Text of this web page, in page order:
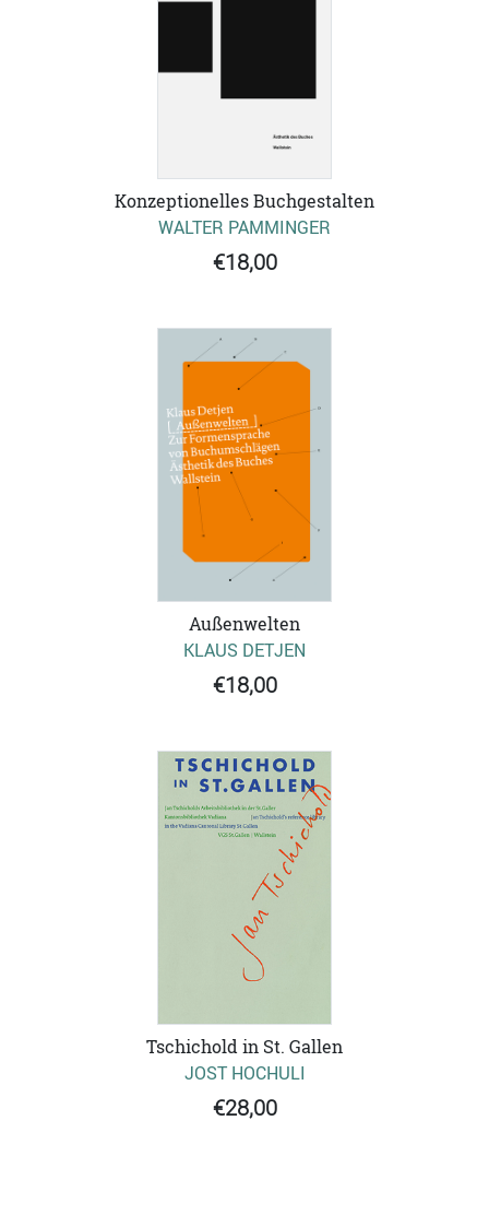
Konzeptionelles Buchgestalten
WALTER PAMMINGER
€18,00
Außenwelten
KLAUS DETJEN
€18,00
Tschichold in St. Gallen
JOST HOCHULI
€28,00